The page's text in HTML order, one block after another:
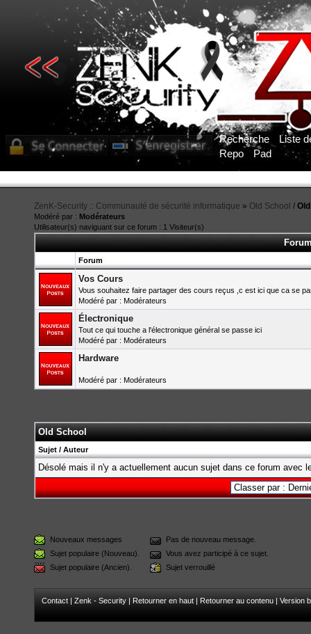
Recherche
Liste
Repo
Pad
ZenK-Security :: Communauté de sécurité informatique » Old School /
Modéré par : Modérateurs
Utilisateur(s) naviguant sur ce forum : 1 Visiteur(s)
Forum
Vos Cours
Vous souhaitez faire partager des cours reçus ,c est ici que ca se
Modéré par : Modérateurs
Électronique
Tout ce qui touche a l'électronique général se passe ici
Modéré par : Modérateurs
Hardware
Modéré par : Modérateurs
Old School
Sujet / Auteur
Désolé mais il n'y a actuellement aucun sujet dans ce forum avec
Nouveaux messages
Sujet populaire (Nouveau).
Sujet populaire (Ancien).
Pas de nouveau message.
Vous avez participé à ce sujet.
Sujet verrouillé
Contact | Zenk - Security | Retourner en haut | Retourner au contenu | Version